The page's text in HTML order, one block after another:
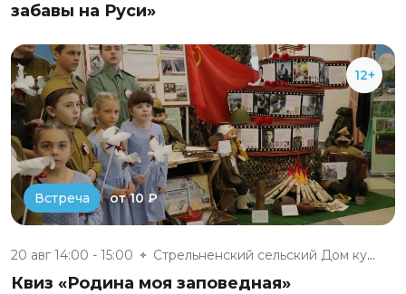
забавы на Руси»
12+
Встреча от 10 ₽
20 авг 14:00 - 15:00 Стрельненский сельский Дом кул...
Квиз «Родина моя заповедная»